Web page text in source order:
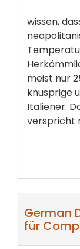
wissen,
meist nur
knusprige
Italiener.
verspricht
German
für